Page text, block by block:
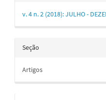
v. 4 n. 2 (2018): JULHO -
Seção
Artigos